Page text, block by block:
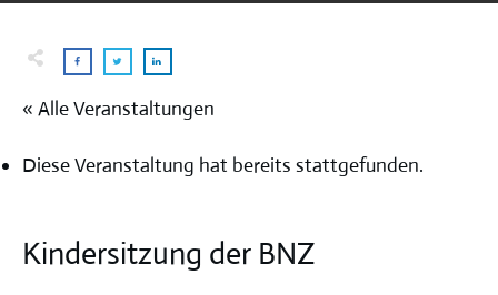
« Alle Veranstaltungen
Diese Veranstaltung hat bereits stattgefunden.
Kindersitzung der BNZ